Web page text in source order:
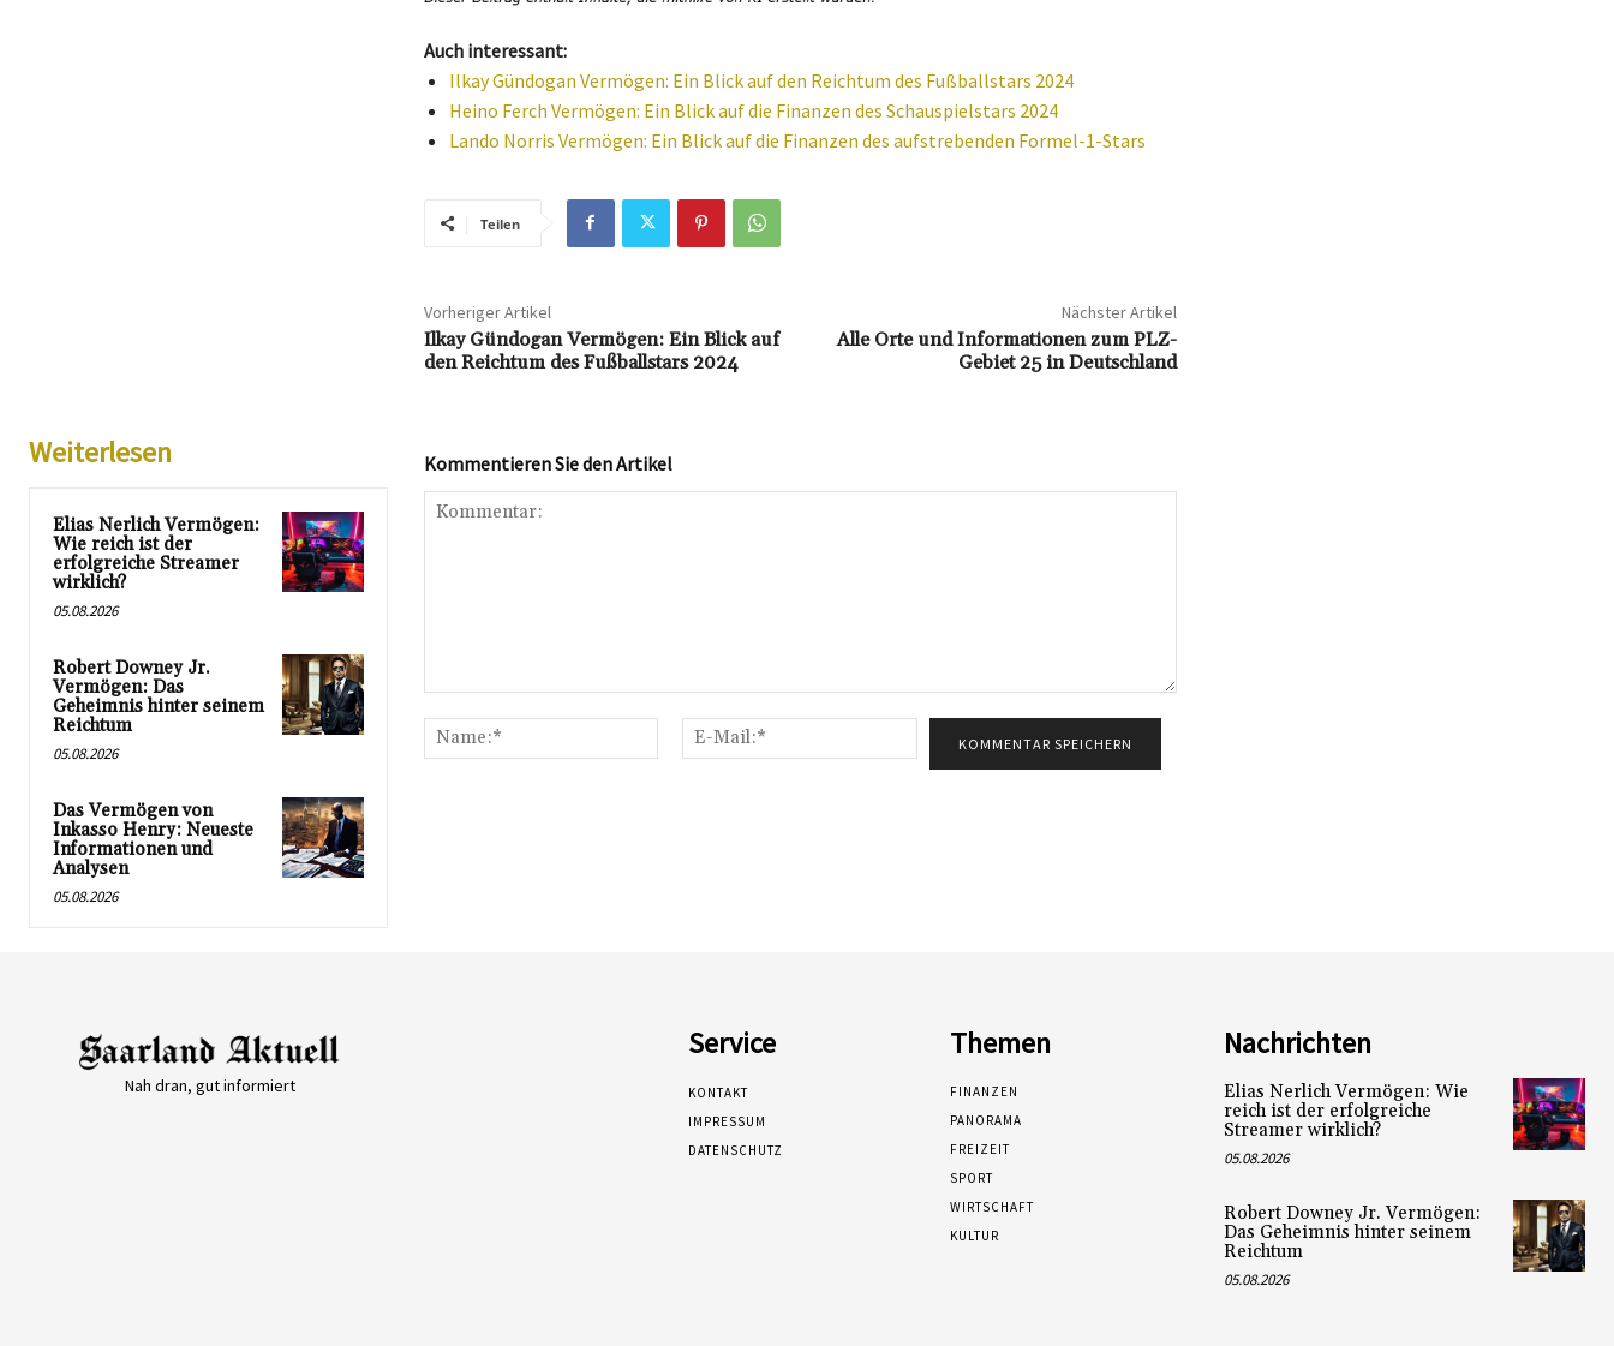
Auch interessant:
Ilkay Gündogan Vermögen: Ein Blick auf den Reichtum des Fußballstars 2024
Heino Ferch Vermögen: Ein Blick auf die Finanzen des Schauspielstars 2024
Lando Norris Vermögen: Ein Blick auf die Finanzen des aufstrebenden Formel-1-Stars
Teilen
Vorheriger Artikel
Ilkay Gündogan Vermögen: Ein Blick auf
den Reichtum des Fußballstars 2024
Nächster Artikel
Alle Orte und Informationen zum PLZ-
Gebiet 25 in Deutschland
Weiterlesen
Elias Nerlich Vermögen:
Wie reich ist der
erfolgreiche Streamer
wirklich?
05.08.2026
Robert Downey Jr.
Vermögen: Das
Geheimnis hinter seinem
Reichtum
05.08.2026
Das Vermögen von
Inkasso Henry: Neueste
Informationen und
Analysen
05.08.2026
Kommentieren Sie den Artikel
Name:*
Mail:*
Nah dran, gut informiert
Service
KONTAKT
IMPRESSUM
DATENSCHUTZ
Themen
FINANZEN
PANORAMA
FREIZEIT
SPORT
WIRTSCHAFT
KULTUR
Nachrichten
Elias Nerlich Vermögen: Wie
reich ist der erfolgreiche
Streamer wirklich?
05.08.2026
Robert Downey Jr. Vermögen:
Das Geheimnis hinter seinem
Reichtum
05.08.2026